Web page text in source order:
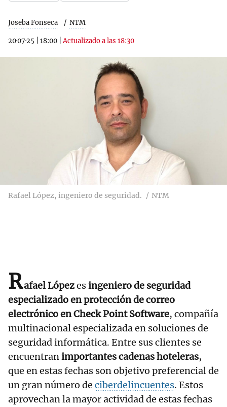
Joseba Fonseca NTM
20·07·25 18:00 |Actualizado a las 18:30
Rafael López, ingeniero de seguridad. NTM
Rafael Lópezesingeniero de seguridad
especializado en protección de correo
electrónico en Check Point Software, compañía
multinacional especializada en soluciones de
seguridad informática. Entre sus clientes se
encuentranimportantes cadenas hoteleras,
que en estas fechas son objetivo preferencial de
un gran número de ciberdelincuentes. Estos
aprovechan la mayor actividad de estas fechas